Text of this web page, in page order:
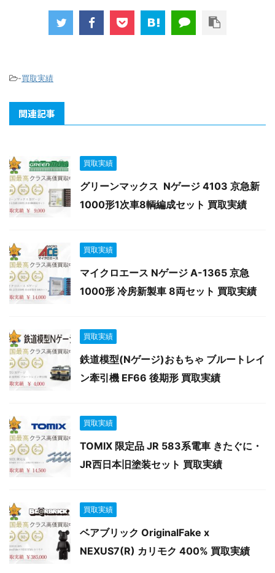
-買取実績
関連記事
買取実績
グリーンマックス Nゲージ 4103 京急新
1000形1次車8輌編成セット 買取実績
買取実績
マイクロエース Nゲージ A-1365 京急
1000形 冷房新製車 8両セット 買取実績
買取実績
鉄道模型(Nゲージ)おもちゃ ブルートレイ
ン牽引機 EF66 後期形 買取実績
買取実績
TOMIX 限定品 JR 583系電車 きたぐに・
JR西日本旧塗装セット 買取実績
買取実績
ベアブリック OriginalFake x
NEXUS7(R) カリモク 400% 買取実績